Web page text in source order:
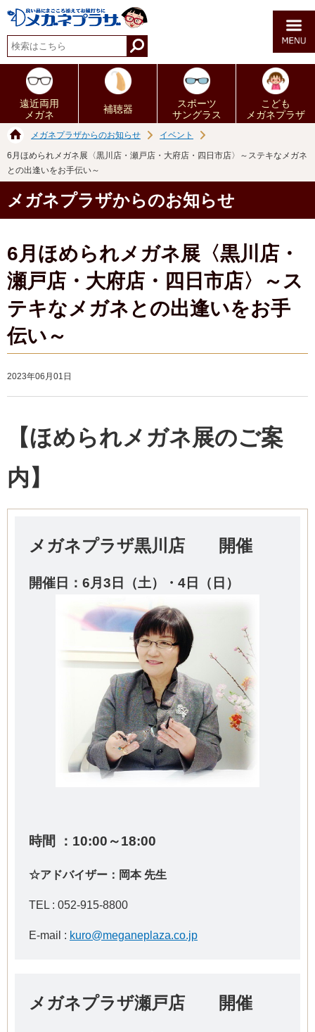
遠近両用
メガネ
補聴器
スポーツ
サングラス
こども
メガネプラザ
メガネプラザからのお知らせ イベント
6月ほめられメガネ展〈黒川店・瀬戸店・大府店・四日市店〉～ステキなメガネ
との出逢いをお手伝い～
メガネプラザからのお知らせ
6月ほめられメガネ展〈黒川店・
瀬戸店・大府店・四日市店〉～ス
テキなメガネとの出逢いをお手
伝い～
2023年06月01日
【ほめられメガネ展のご案
内】
メガネプラザ黒川店 開催
開催日：6月3日（土）・4 日（日）
時間 ：10:00～18:00
☆アドバイザー：岡本 先生
TEL : 052-915-8800
E-mail : kuro@meganeplaza.co.jp
メガネプラザ瀬戸店 開催